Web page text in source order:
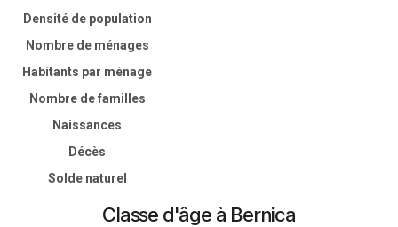
Densité de population
Nombre de ménages
Habitants par ménage
Nombre de familles
Naissances
Décès
Solde naturel
Classe d'âge à Bernica